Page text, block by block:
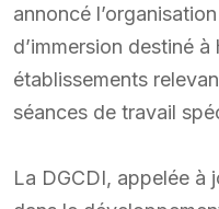
annoncé
d’immersion destiné
établissements
séances de travail
La DGCDI, appelée à